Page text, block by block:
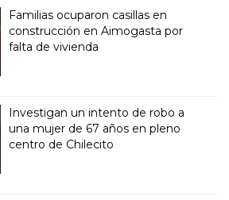
Familias ocuparon casillas en
construcción en Aimogasta por
falta de vivienda
Investigan un intento de robo a
una mujer de 67 años en pleno
centro de Chilecito